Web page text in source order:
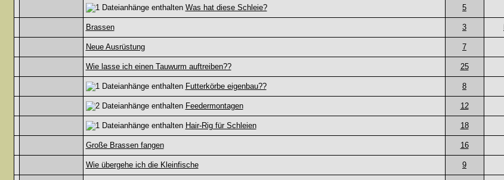
Was hat diese Schleie? 5
Brassen 3
Neue Ausrüstung 7
Wie lasse ich einen Tauwurm auftreiben?? 25
Futterkörbe eigenbau?? 8
Feedermontagen 12
Hair-Rig für Schleien 18
Große Brassen fangen 16
Wie übergehe ich die Kleinfische 9